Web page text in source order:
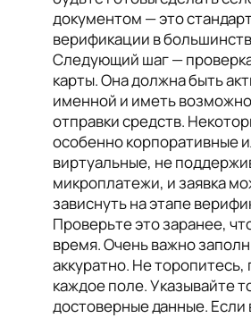
документом — это
верификации в
Следующий шаг —
карты. Она должна быть
именной и иметь
отправки средств.
особенно корпоративные
виртуальные, не
микроплатежи, и заявка
зависнуть на этапе
Проверьте это заранее,
время. Очень важно
аккуратно. Не
каждое поле. Указывайте
достоверные данные. Если